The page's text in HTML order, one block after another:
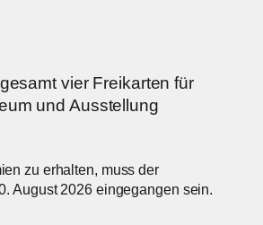
vier Freikarten für
und Ausstellung
zu erhalten, muss der
August 2026 eingegangen sein.